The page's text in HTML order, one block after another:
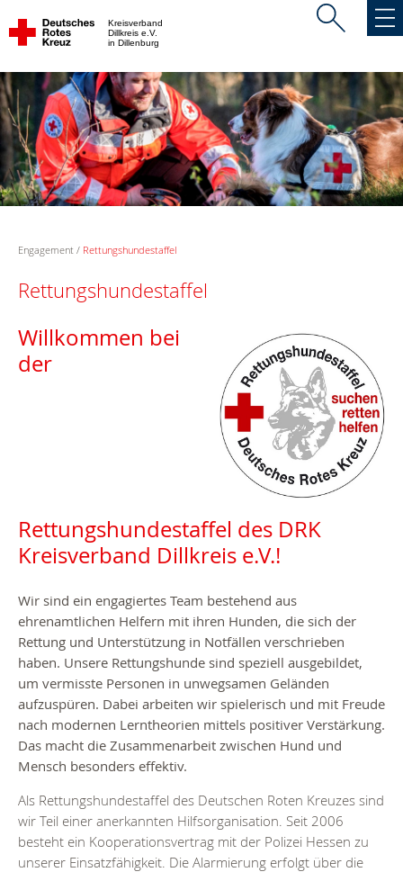
Kreisverband
Dillkreis e.V.
in Dillenburg
Engagement Rettungshundestaffel
Rettungshundestaffel
Willkommen bei
der
Rettungshundestaffel des DRK
Kreisverband Dillkreis e.V.!
Wir sind ein engagiertes Team bestehend aus
ehrenamtlichen Helfern mit ihren Hunden, die sich der
Rettung und Unterstützung in Notfällen verschrieben
haben. Unsere Rettungshunde sind speziell ausgebildet,
um vermisste Personen in unwegsamen Geländen
aufzuspüren. Dabei arbeiten wir spielerisch und mit Freude
nach modernen Lerntheorien mittels positiver Verstärkung.
Das macht die Zusammenarbeit zwischen Hund und
Mensch besonders effektiv.
Als Rettungshundestaffel des Deutschen Roten Kreuzes sind
wir Teil einer anerkannten Hilfsorganisation. Seit 2006
besteht ein Kooperationsvertrag mit der Polizei Hessen zu
unserer Einsatzfähigkeit. Die Alarmierung erfolgt über die